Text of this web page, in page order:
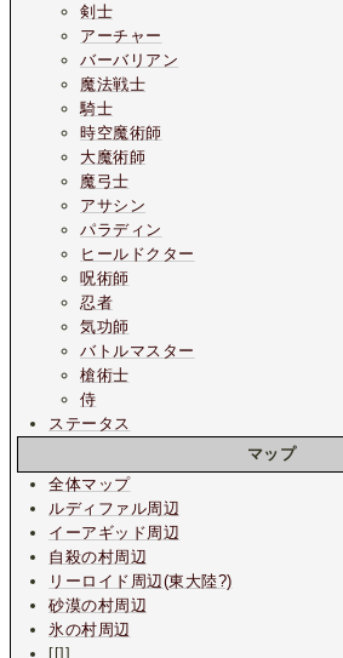
剣士
アーチャー
バーバリアン
魔法戦士
騎士
時空魔術師
大魔術師
魔弓士
アサシン
パラディン
ヒールドクター
呪術師
忍者
気功師
バトルマスター
槍術士
侍
ステータス
マップ
全体マップ
ルディファル周辺
イーアギッド周辺
自殺の村周辺
リーロイド周辺(東大陸?)
砂漠の村周辺
氷の村周辺
[[]]